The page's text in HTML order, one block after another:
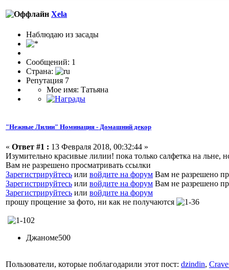
Xela
Наблюдаю из засады
Сообщений: 1
Страна:
Репутация 7
Мое имя: Татьяна
"Нежные Лилии" Номинация - Домашний декор
« Ответ #1 : 13 Февраля 2018, 00:32:44 »
Изумительно красивые лилии! пока только салфетка на льне,
Вам не разрешено просматривать ссылки
Зарегистрируйтесь или войдите на форум Вам не разрешено
Зарегистрируйтесь или войдите на форум Вам не разрешено
Зарегистрируйтесь или войдите на форум
прошу прощение за фото, ни как не получаются
Джаноме500
Пользователи, которые поблагодарили этот пост: dzindin,